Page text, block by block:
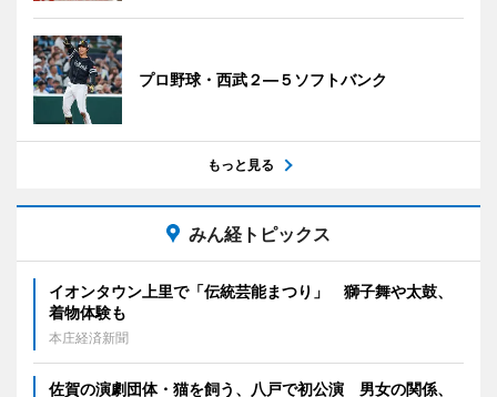
プロ野球・西武２―５ソフトバンク
もっと見る
みん経トピックス
イオンタウン上里で「伝統芸能まつり」 獅子舞や太鼓、
着物体験も
本庄経済新聞
佐賀の演劇団体・猫を飼う、八戸で初公演 男女の関係、